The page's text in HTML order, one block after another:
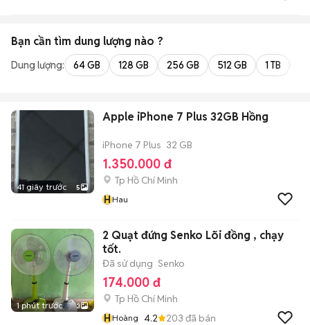
Bạn cần tìm dung lượng nào ?
Dung lượng: 64 GB 128 GB 256 GB 512 GB 1 TB
41 giây trước 5
Apple iPhone 7 Plus 32GB Hồng
iPhone 7 Plus 32 GB
1.350.000 đ
Tp Hồ Chí Minh
HHau
1 phút trước 3
2 Quạt đứng Senko Lõi đồng , chạy
tốt.
Đã sử dụng Senko
174.000 đ
Tp Hồ Chí Minh
HHoàng 4.2 203 đã bán